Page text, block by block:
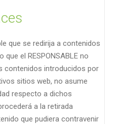
que se redirija a contenidos
el RESPONSABLE no
contenidos introducidos por
sitios web, no asume
respecto a dichos
a la retirada
que pudiera contravenir